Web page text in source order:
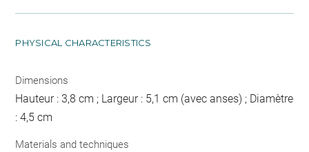
PHYSICAL CHARACTERISTICS
Dimensions
Hauteur : 3,8 cm ; Largeur : 5,1 cm (avec anses) ; Diamètre
: 4,5 cm
Materials and techniques